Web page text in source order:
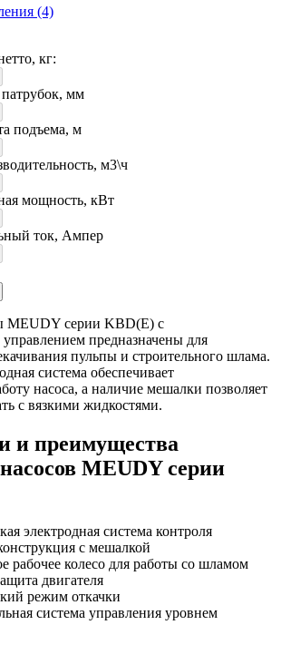
(4)
кг:
мм
подъема, м
м3\ч
мощность, кВт
ток, Ампер
MEUDY серии KBD(E) с
предназначены для
пульпы и строительного шлама.
система обеспечивает
насоса, а наличие мешалки позволяет
с вязкими жидкостями.
и преимущества
MEUDY серии
электродная система контроля
с мешалкой
рабочее колесо для работы со шламом
двигателя
режим откачки
система управления уровнем